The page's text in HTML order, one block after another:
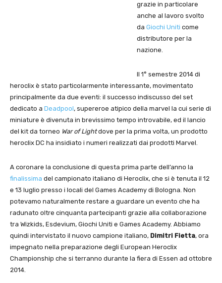
grazie in particolare
anche al lavoro svolto
da Giochi Uniti come
distributore per la
nazione.
Il 1° semestre 2014 di
heroclix è stato particolarmente interessante, movimentato
principalmente da due eventi: il successo indiscusso del set
dedicato a Deadpool, supereroe atipico della marvel la cui serie di
miniature è divenuta in brevissimo tempo introvabile, ed il lancio
del kit da torneo War of Lightdove per la prima volta, un prodotto
heroclix DC ha insidiato i numeri realizzati dai prodotti Marvel.
A coronare la conclusione di questa prima parte dell’anno la
finalissima del campionato italiano di Heroclix, che si è tenuta il 12
e 13 luglio presso i locali del Games Academy di Bologna. Non
potevamo naturalmente restare a guardare un evento che ha
radunato oltre cinquanta partecipanti grazie alla collaborazione
tra Wizkids, Esdevium, Giochi Uniti e Games Academy. Abbiamo
quindi intervistato il nuovo campione italiano, Dimitri Fietta, ora
impegnato nella preparazione degli European Heroclix
Championship che si terranno durante la fiera di Essen ad ottobre
2014.